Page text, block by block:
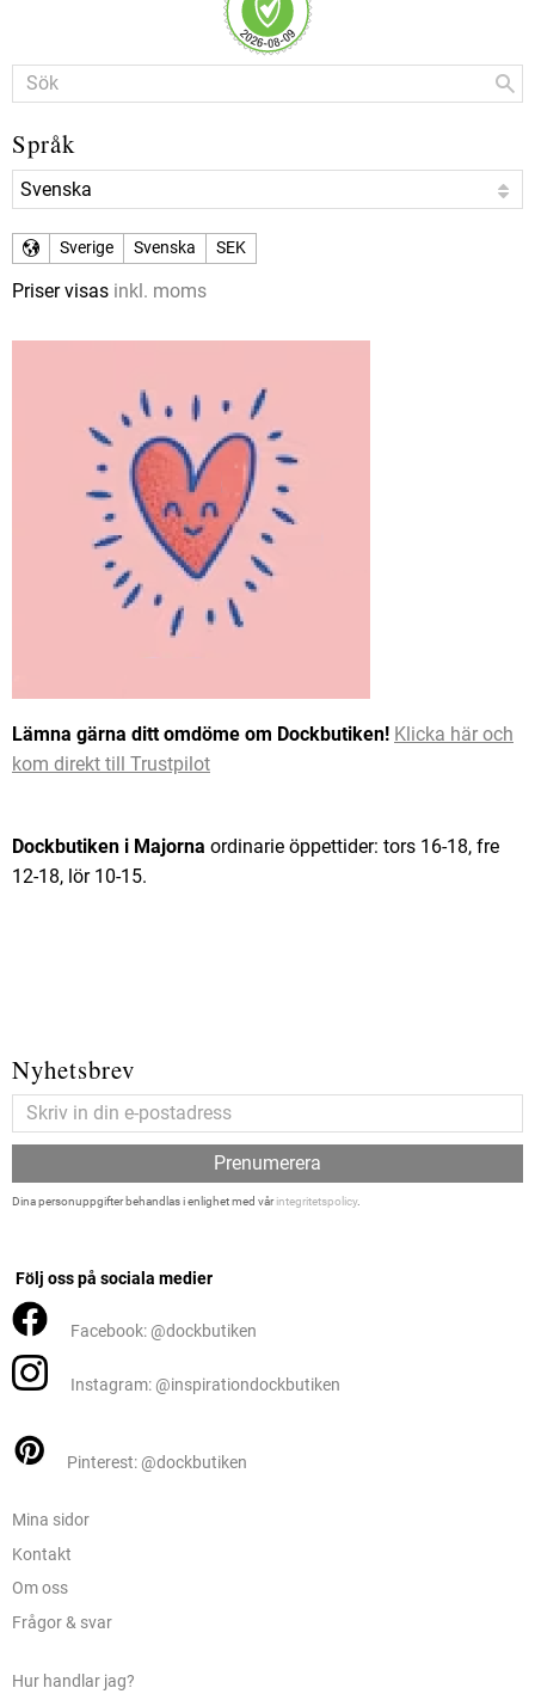
Språk
Sverige Svenska SEK
Priser visas inkl. moms
Lämna gärna ditt omdöme om Dockbutiken! Klicka här och
kom direkt till Trustpilot
Dockbutiken i Majorna ordinarie öppettider: tors 16-18, fre
12-18, lör 10-15.
Nyhetsbrev
Prenumerera
Dina personuppgifter behandlas i enlighet med vårintegritetspolicy.
Följ oss på sociala medier
Facebook: @dockbutiken
Instagram: @inspirationdockbutiken
Pinterest: @dockbutiken
Mina sidor
Kontakt
Om oss
Frågor & svar
Hur handlar jag?